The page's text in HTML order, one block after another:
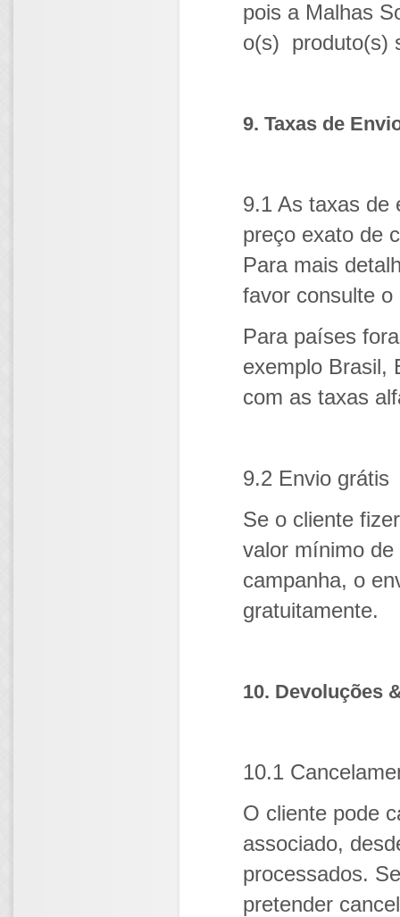
pois a Malhas
o(s) produto(s)
9. Taxas de
9.1 As taxas de
preço exato de
Para mais
favor consulte
Para países
exemplo Brasil,
com as taxas
9.2 Envio grátis
Se o cliente
valor mínimo
campanha, o
gratuitamente.
10. Devoluções
10.1
O cliente pode
associado,
processados.
pretender